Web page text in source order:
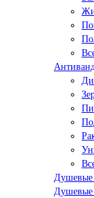
Душевые
Душевые